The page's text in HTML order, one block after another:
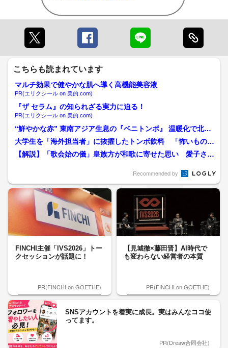
こちらも読まれています
マルチ効果で健やかな肌へ導く高機能美容液
PR(エリクシール on 美的.com)
『ザ セラム』の知られざる実力に迫る！
PR(エリクシール on 美的.com)
“鮮やかな赤” 東南アジア生息の『ベニトンボ』 温暖化で北上
かつての“赤とんぼ...
大学生を「海外担当者」に抜擢したトンボ飲料 「怖いもの知
らず」の行動力でノンアル...
【解説】「歌会始の儀」皇族方が和歌に寄せた思い 愛子さ
Recommended by
FINCHI主催「IVS2026」トー
クセッションが話題に！
PR(FINCHI on GOETHE)
【見城徹×藤田晋】AI時代で
も変わらない経営者の本質
PR(FINCHI on GOETHE)
SNSアカウントを着実に成長。実はみんなココ使
ってます。
PR(Dreaw合同会社)